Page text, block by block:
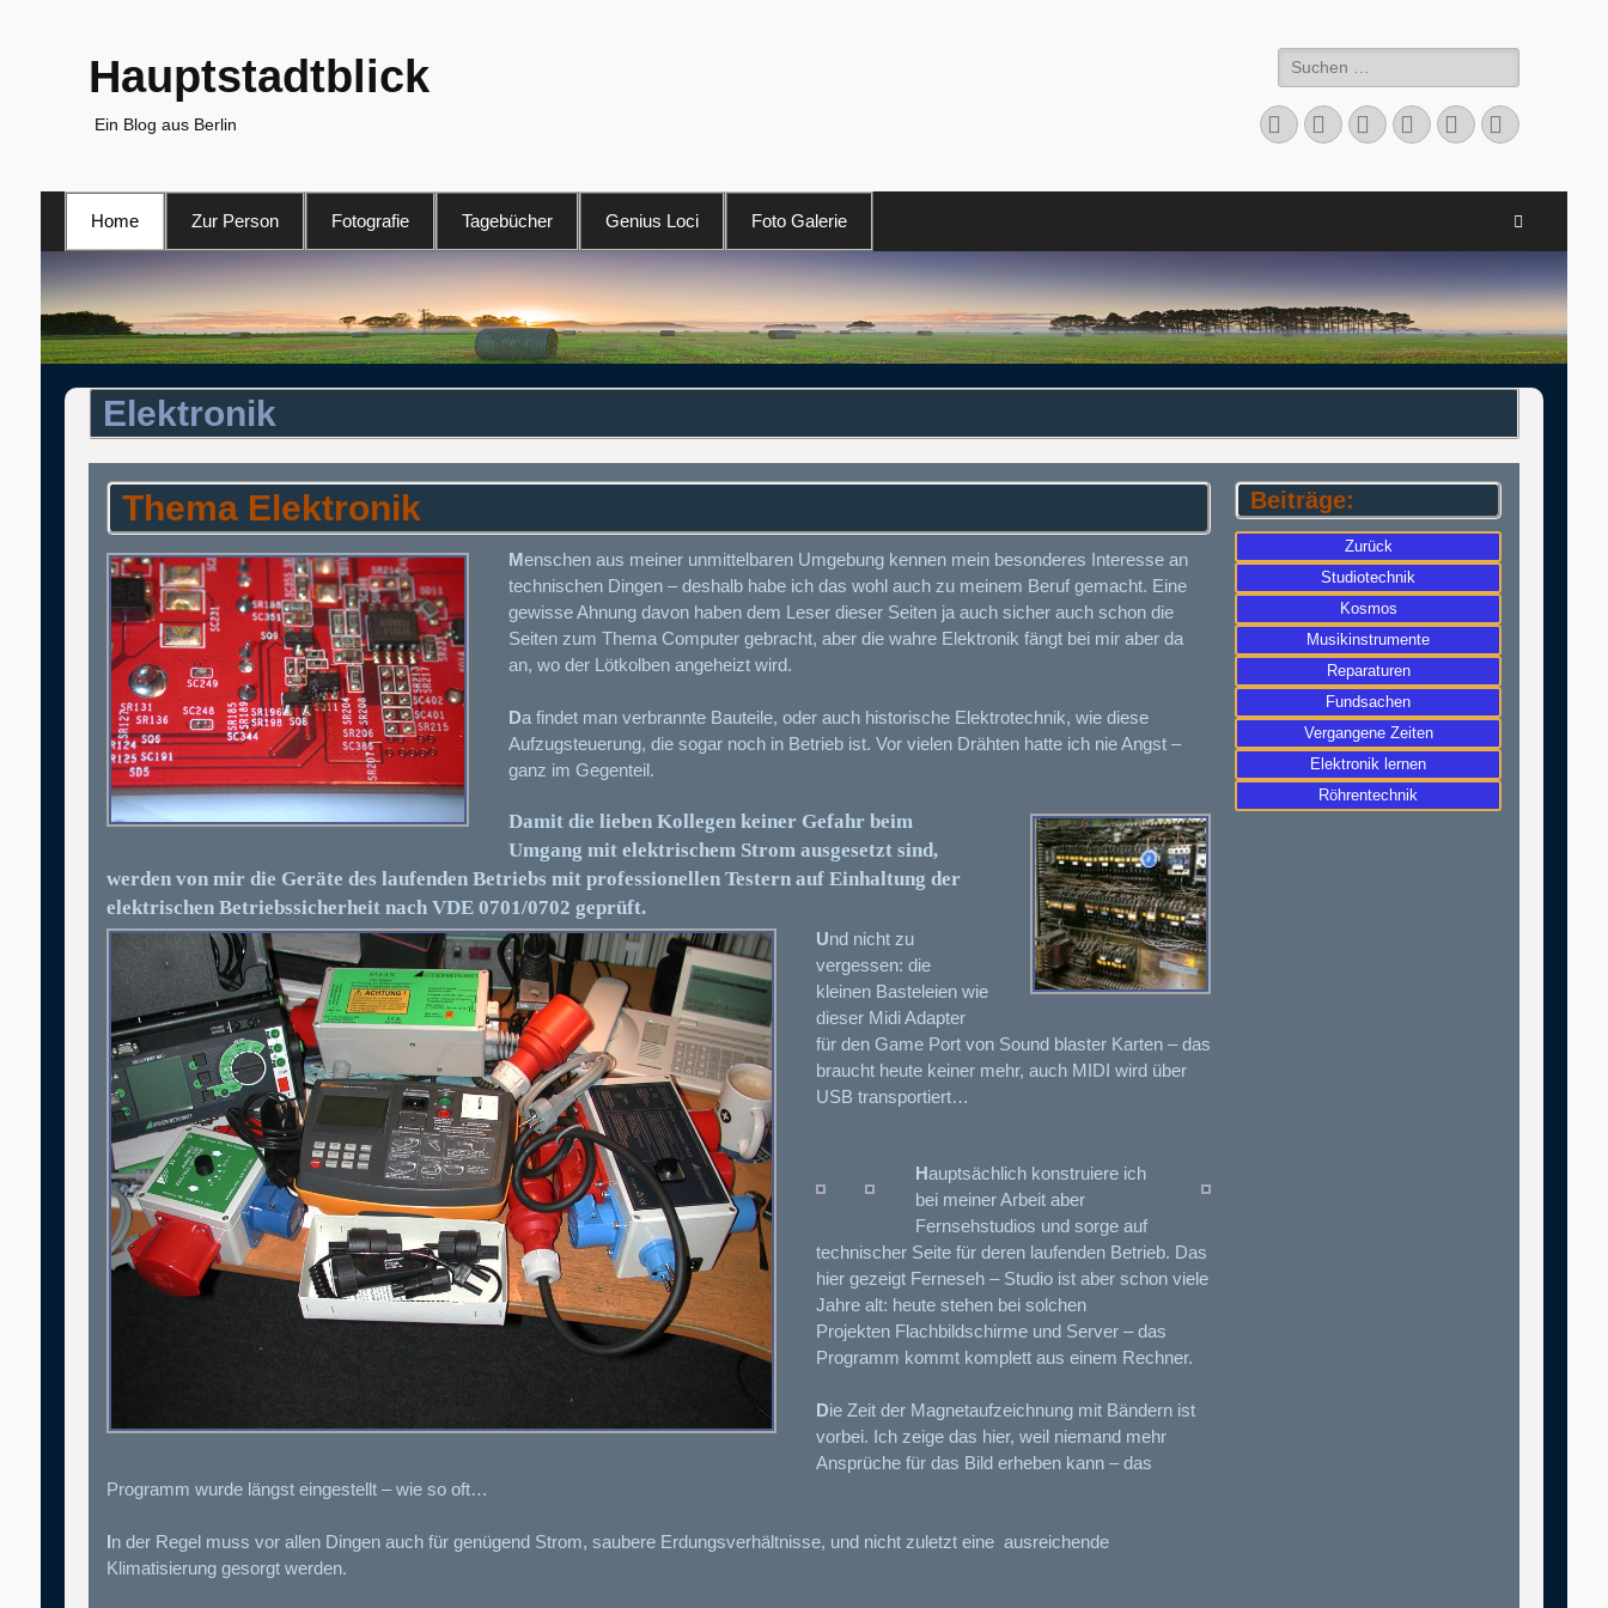
Hauptstadtblick
Ein Blog aus Berlin
Suchen
nach:
Facebook
TwitterLinkedIn
FlickrInstagram
Primäres
Menü
Home Zur Person Fotografie Tagebücher Genius Loci Foto Galerie
Elektronik
Thema Elektronik
Menschen aus meiner unmittelbaren Umgebung kennen mein besonderes Interesse an
technischen Dingen – deshalb habe ich das wohl auch zu meinem Beruf gemacht. Eine
gewisse Ahnung davon haben dem Leser dieser Seiten ja auch sicher auch schon die
Seiten zum Thema Computer gebracht, aber die wahre Elektronik fängt bei mir aber da
an, wo der Lötkolben angeheizt wird.
Da findet man verbrannte Bauteile, oder auch historische Elektrotechnik, wie diese
Aufzugsteuerung, die sogar noch in Betrieb ist. Vor vielen Drähten hatte ich nie Angst –
ganz im Gegenteil.
Damit die lieben Kollegen keiner Gefahr beim
Umgang mit elektrischem Strom ausgesetzt sind,
werden von mir die Geräte des laufenden Betriebs mit professionellen Testern auf Einhaltung der
elektrischen Betriebssicherheit nach VDE 0701/0702 geprüft.
Und nicht zu
vergessen: die
kleinen Basteleien wie
dieser Midi Adapter
für den Game Port von Sound blaster Karten – das
braucht heute keiner mehr, auch MIDI wird über
USB transportiert…
Hauptsächlich konstruiere ich
bei meiner Arbeit aber
Fernsehstudios und sorge auf
technischer Seite für deren laufenden Betrieb. Das
hier gezeigt Ferneseh – Studio ist aber schon viele
Jahre alt: heute stehen bei solchen
Projekten Flachbildschirme und Server – das
Programm kommt komplett aus einem Rechner.
Die Zeit der Magnetaufzeichnung mit Bändern ist
vorbei. Ich zeige das hier, weil niemand mehr
Ansprüche für das Bild erheben kann – das
Programm wurde längst eingestellt – wie so oft…
In der Regel muss vor allen Dingen auch für genügend Strom, saubere Erdungsverhältnisse, und nicht zuletzt eine ausreichende
Klimatisierung gesorgt werden.
Beiträge:
Zurück
Studiotechnik
Kosmos
Musikinstrumente
Reparaturen
Fundsachen
Vergangene Zeiten
Elektronik lernen
Röhrentechnik